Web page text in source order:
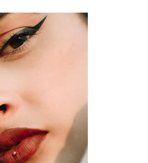
w różnych kolorach
tunel